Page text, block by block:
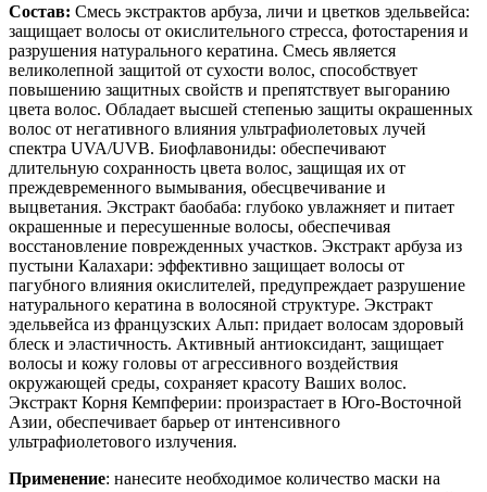
Состав: Смесь экстрактов арбуза, личи и цветков эдельвейса:
защищает волосы от окислительного стресса, фотостарения и
разрушения натурального кератина. Смесь является
великолепной защитой от сухости волос, способствует
повышению защитных свойств и препятствует выгоранию
цвета волос. Обладает высшей степенью защиты окрашенных
волос от негативного влияния ультрафиолетовых лучей
спектра UVA/UVB. Биофлавониды: обеспечивают
длительную сохранность цвета волос, защищая их от
преждевременного вымывания, обесцвечивание и
выцветания. Экстракт баобаба: глубоко увлажняет и питает
окрашенные и пересушенные волосы, обеспечивая
восстановление поврежденных участков. Экстракт арбуза из
пустыни Калахари: эффективно защищает волосы от
пагубного влияния окислителей, предупреждает разрушение
натурального кератина в волосяной структуре. Экстракт
эдельвейса из французских Альп: придает волосам здоровый
блеск и эластичность. Активный антиоксидант, защищает
волосы и кожу головы от агрессивного воздействия
окружающей среды, сохраняет красоту Ваших волос.
Экстракт Корня Кемпферии: произрастает в Юго-Восточной
Азии, обеспечивает барьер от интенсивного
ультрафиолетового излучения.
Применение: нанесите необходимое количество маски на